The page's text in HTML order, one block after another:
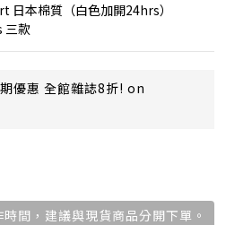
日本棉質（白色加開24hrs）
三款
優惠 全館雜誌8折! on
間，建議與現貨商品分開下單。